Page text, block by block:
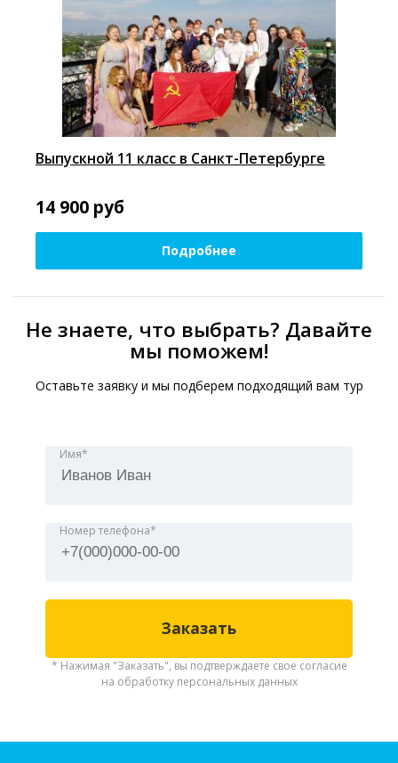
Выпускной 11 класс в Санкт-Петербурге
14 900 руб
Подробнее
Не знаете, что выбрать? Давайте
мы поможем!
Оставьте заявку и мы подберем подходящий вам тур
Имя*
Номер телефона*
* Нажимая "Заказать", вы подтверждаете свое согласие
на обработку персональных данных